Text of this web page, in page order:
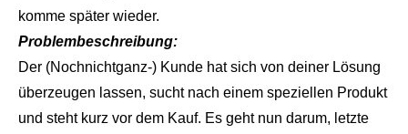
komme später wieder.
Problembeschreibung:
Der (Nochnichtganz-) Kunde hat sich von deiner Lösung
überzeugen lassen, sucht nach einem speziellen Produkt
und steht kurz vor dem Kauf. Es geht nun darum, letzte